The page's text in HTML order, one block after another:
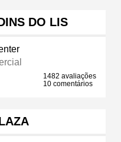
DO LIS
1482 avaliações
10 comentários